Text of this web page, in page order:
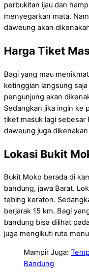
perbukitan ijau dan
menyegarkan mata.
daweung akan
Harga Tiket
Bagi yang mau
ketinggian langsung
pengunjung akan
Sedangkan jika ingin ke
tiket masuk lagi sebesar
daweung juga
Lokasi Bukit
Bukit Moko berada di
bandung, jawa Barat.
tebing keraton.
berjarak 15 km. Bagi
bandung bisa dilihat
juga mengikuti rute
Mampir Juga:
Bandung